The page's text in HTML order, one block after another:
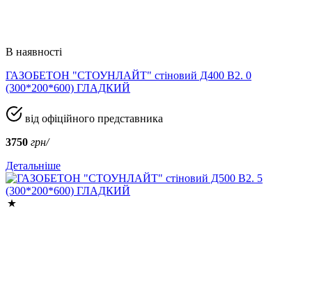
В наявності
ГАЗОБЕТОН "СТОУНЛАЙТ" стіновий Д400 В2. 0
(300*200*600) ГЛАДКИЙ
від офіційного представника
3750 грн/
Детальніше